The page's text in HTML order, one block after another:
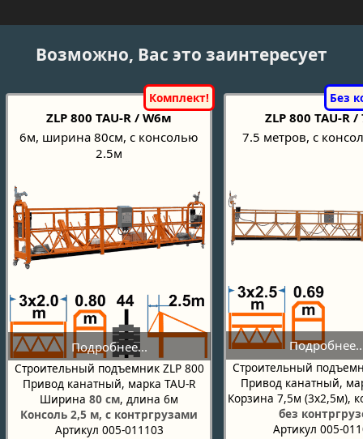
Возможно, Вас это заинтересует
ZLP 800 TAU-R / W6м
6м, ширина 80см, с консолью
2.5м
Строительный подъемник ZLP 800
Привод канатный, марка TAU-R
Ширина80 см, длина 6м
Консоль 2,5 м, с контргрузами
Артикул 005-011103
ZLP 800 TAU-R
7.5 метров, с
Строительный
Привод канатный,
Корзина 7,5м (3х2,5м),
без
Артикул 005-